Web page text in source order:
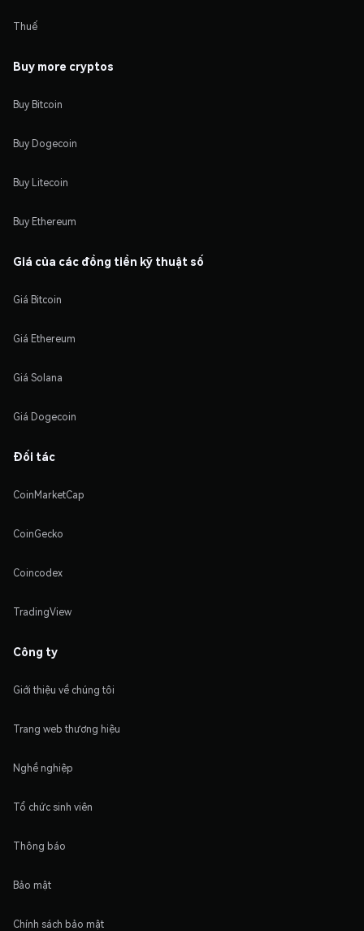
Thuế
Buy more cryptos
Buy Bitcoin
Buy Dogecoin
Buy Litecoin
Buy Ethereum
Giá của các đồng tiền kỹ thuật số
Giá Bitcoin
Giá Ethereum
Giá Solana
Giá Dogecoin
Đối tác
CoinMarketCap
CoinGecko
Coincodex
TradingView
Công ty
Giới thiệu về chúng tôi
Trang web thương hiệu
Nghề nghiệp
Tổ chức sinh viên
Thông báo
Bảo mật
Chính sách bảo mật